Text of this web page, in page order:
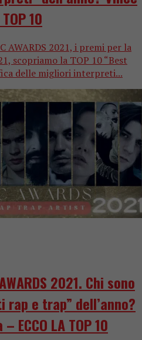
10
AWARDS 2021, i premi per la
scopriamo la TOP 10 “Best
delle migliori interpreti...
2021. Chi sono
e trap” dell’anno?
ECCO LA TOP 10